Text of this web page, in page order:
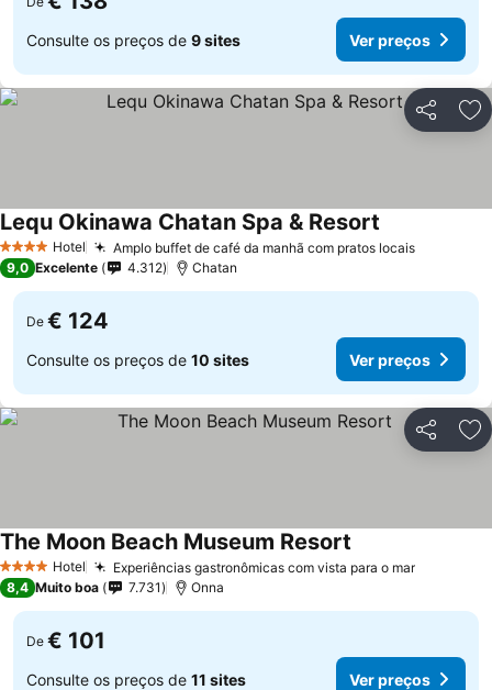
Consulte os preços de 9 sites Ver preços
Partilhar
4 EstrelasHotel Amplo buffet de café da manhã com pratos locais
Lequ Okinawa Chatan Spa & Resort
9,0 Excelente 4.312 Chatan
De € 124
Consulte os preços de 10 sites Ver preços
Partilhar
4 EstrelasHotel Experiências gastronômicas com vista para o mar
The Moon Beach Museum Resort
8,4 Muito boa 7.731 Onna
De € 101
Consulte os preços de 11 sites Ver preços